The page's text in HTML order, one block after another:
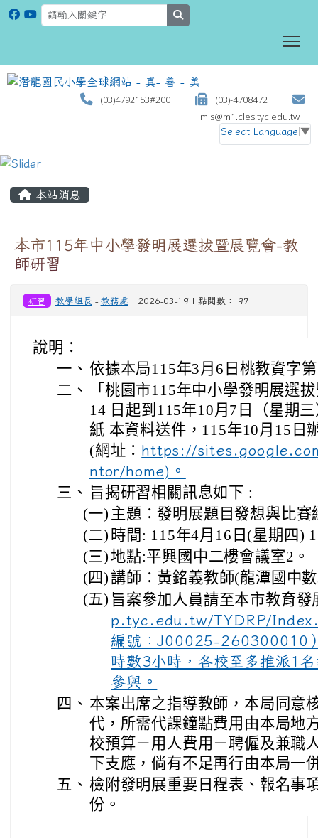
(03)4792153#200
(03)-4708472
mis@m1.cles.tyc.edu.tw
Select Language ▼
本站消息
本市115年中小學發明展選拔暨展覽會-教
師研習
研習 教學組長 - 教務處 | 2026-03-19 | 點閱數： 97
說明：
一、 依據本局115年3月6日桃教資字
二、
「桃園市115年中小學發明展選
14 日起到115年10月7日（星期
紙 本資料送件，115年10月15日
(網址： https://
ntor/home)。
三、 旨揭研習相關訊息如下 :
(一) 主題：發明展題目發想與比賽
(二) 時間: 115年4月16日(星期四)
(三)地點:平興國中二樓會議室2。
(四)講師：黃銘義教師(龍潭國中
(五) 旨案參加人員請至本市教育發
p.tyc.edu.tw/TYDRP/
編號：J00025-260300010
時數3小時，各校至多推派1
參與。
四、 本案出席之指導教師，本局同意
代，所需代課鐘點費用由本局地
校預算－用人費用－聘僱及兼職
下支應，倘有不足再行由本局一
五、 檢附發明展重要日程表、報名事
份。